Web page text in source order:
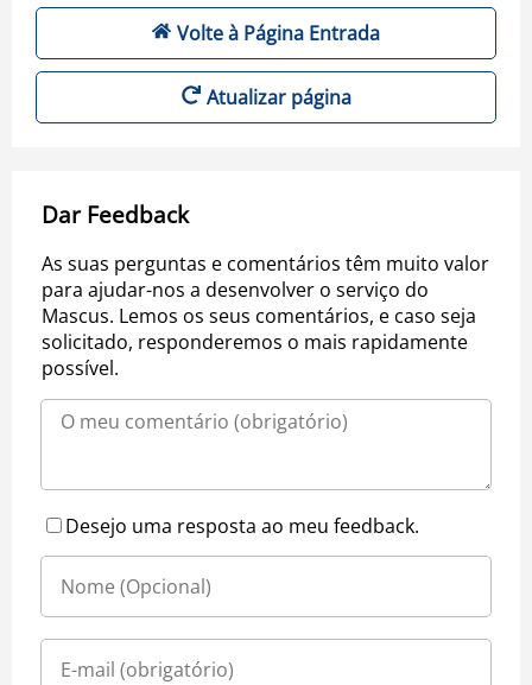
Volte à Página Entrada
Atualizar página
Dar Feedback
As suas perguntas e comentários têm muito valor
para ajudar-nos a desenvolver o serviço do
Mascus. Lemos os seus comentários, e caso seja
solicitado, responderemos o mais rapidamente
possível.
Desejo uma resposta ao meu feedback.